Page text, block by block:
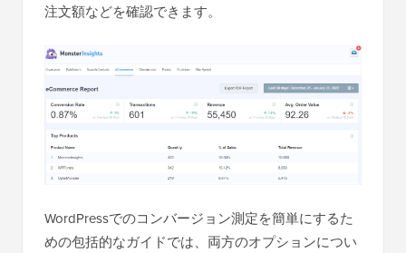
注文額などを確認できます。
WordPressでのコンバージョン測定を簡単にするた
めの包括的なガイドでは、両方のオプションについ